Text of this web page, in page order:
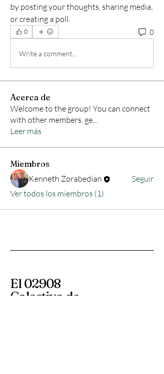
by posting your thoughts, sharing media,
or creating a poll.
0 0
Write a comment...
Acerca de
Welcome to the group! You can connect
with other members, ge...
Leer más
Miembros
Kenneth Zorabedian
Seguir
Ver todos los miembros (1)
El 02908
Colectivo de